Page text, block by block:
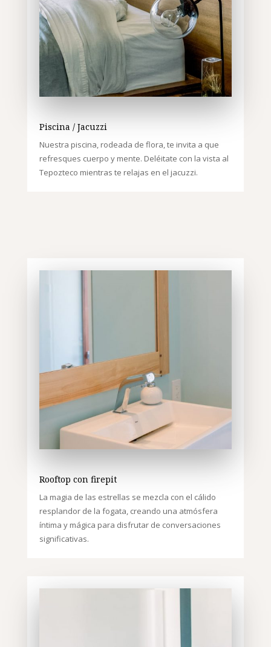
Piscina / Jacuzzi
Nuestra piscina, rodeada de flora, te invita a que
refresques cuerpo y mente. Deléitate con la vista al
Tepozteco mientras te relajas en el jacuzzi.
Rooftop con firepit
La magia de las estrellas se mezcla con el cálido
resplandor de la fogata, creando una atmósfera
íntima y mágica para disfrutar de conversaciones
significativas.